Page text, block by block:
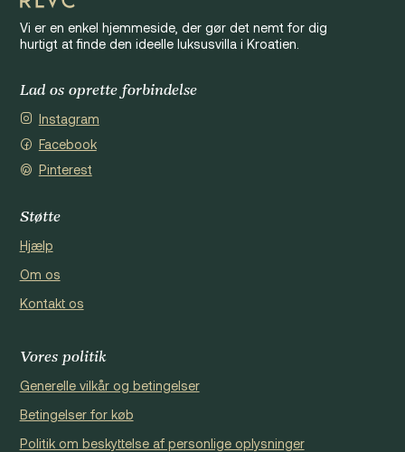
Vi er en enkel hjemmeside, der gør det nemt for dig
hurtigt at finde den ideelle luksusvilla i Kroatien.
Lad os oprette forbindelse
Instagram
Facebook
Pinterest
Støtte
Hjælp
Om os
Kontakt os
Vores politik
Generelle vilkår og betingelser
Betingelser for køb
Politik om beskyttelse af personlige oplysninger